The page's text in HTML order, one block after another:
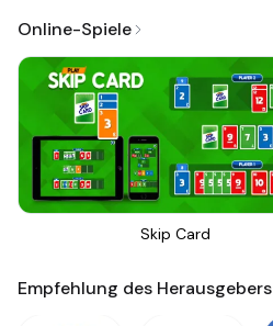
Online-Spiele
Skip Card
Empfehlung des Herausgebers